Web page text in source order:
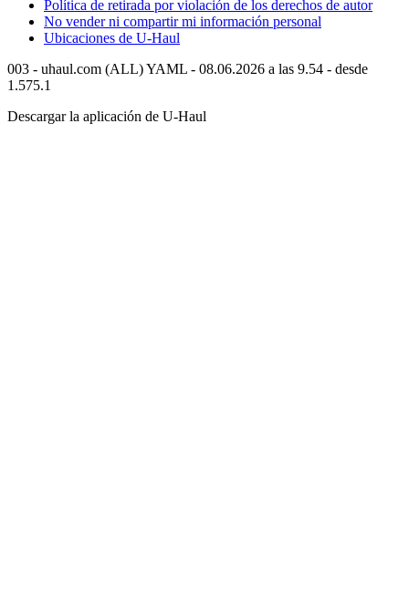
Política de retirada por violación de los derechos de autor
No vender ni compartir mi información personal
Ubicaciones de U-Haul
003 - uhaul.com (ALL) YAML - 08.06.2026 a las 9.54 - desde
1.575.1
Descargar la aplicación de U-Haul